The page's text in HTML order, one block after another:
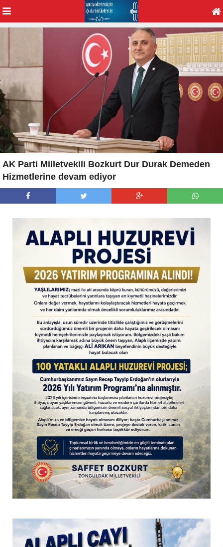
AK Parti Milletvekili Bozkurt Dur Durak Demeden
Hizmetlerine devam ediyor